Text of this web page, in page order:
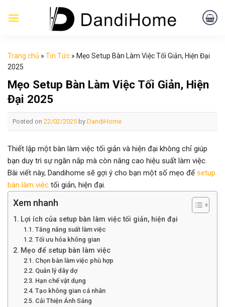
Trang chủ » Tin Tức » Mẹo Setup Bàn Làm Việc Tối Giản, Hiện Đại
2025
Mẹo Setup Bàn Làm Việc Tối Giản, Hiện
Đại 2025
Posted on 22/02/2025 by DandiHome
Thiết lập một bàn làm việc tối giản và hiện đại không chỉ giúp
bạn duy trì sự ngăn nắp mà còn nâng cao hiệu suất làm việc.
Bài viết này, Dandihome sẽ gợi ý cho bạn một số mẹo để setup
bàn làm việc tối giản, hiện đại.
Xem nhanh
Lợi ích của setup bàn làm việc tối giản, hiện đại
Tăng năng suất làm việc
Tối ưu hóa không gian
Mẹo để setup bàn làm việc
Chọn bàn làm việc phù hợp
Quản lý dây dợ
Hạn chế vật dụng
Tạo không gian cá nhân
Cải Thiện Ánh Sáng